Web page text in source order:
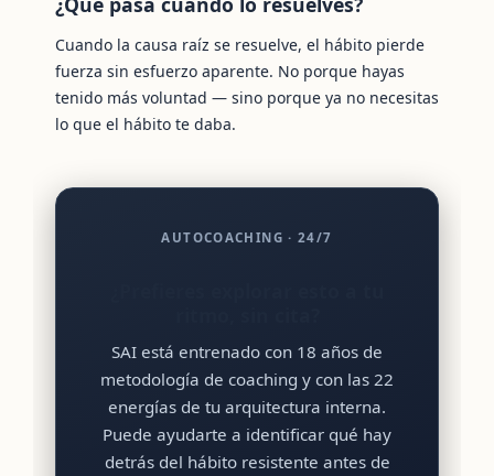
Cuando la causa raíz se resuelve, el hábito pierde
fuerza sin esfuerzo aparente. No porque hayas
tenido más voluntad — sino porque ya no necesitas
lo que el hábito te daba.
AUTOCOACHING · 24/7
SAI está entrenado con 18 años de
metodología de coaching y con las 22
energías de tu arquitectura interna.
Puede ayudarte a identificar qué hay
detrás del hábito resistente antes de